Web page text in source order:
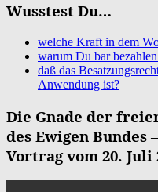
Wusstest Du…
welche Kraft in dem
warum Du bar
daß das
Anwendung ist?
Die Gnade der
des Ewigen Bundes
Vortrag vom 20. Juli